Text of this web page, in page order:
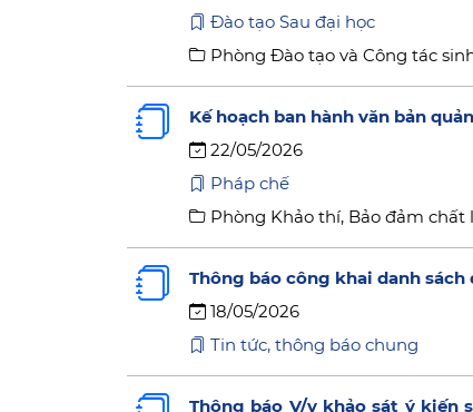
Đào tạo Sau đại học
Phòng Đào tạo và Công tác
Kế hoạch ban hành văn bản
22/05/2026
Pháp chế
Phòng Khảo thí, Bảo đảm
Thông báo công khai danh
18/05/2026
Tin tức, thông báo chung
Thông báo V/v khảo sát ý kiến